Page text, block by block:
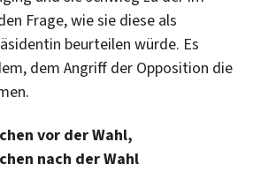
Frage, wie sie diese als
beurteilen würde. Es
dem Angriff der Opposition die
vor der Wahl,
nach der Wahl